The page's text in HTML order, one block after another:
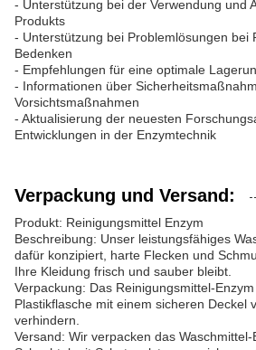
- Unterstützung bei der Verwendung und
Produkts
- Unterstützung bei Problemlösungen bei
Bedenken
- Empfehlungen für eine optimale
- Informationen über
Vorsichtsmaßnahmen
- Aktualisierung der neuesten
Entwicklungen in der Enzymtechnik
Verpackung und Versand:
Produkt: Reinigungsmittel Enzym
Beschreibung: Unser leistungsfähiges
dafür konzipiert, harte Flecken und
Ihre Kleidung frisch und sauber bleibt.
Verpackung: Das Reinigungsmittel-
Plastikflasche mit einem sicheren Deckel
verhindern.
Versand: Wir verpacken das